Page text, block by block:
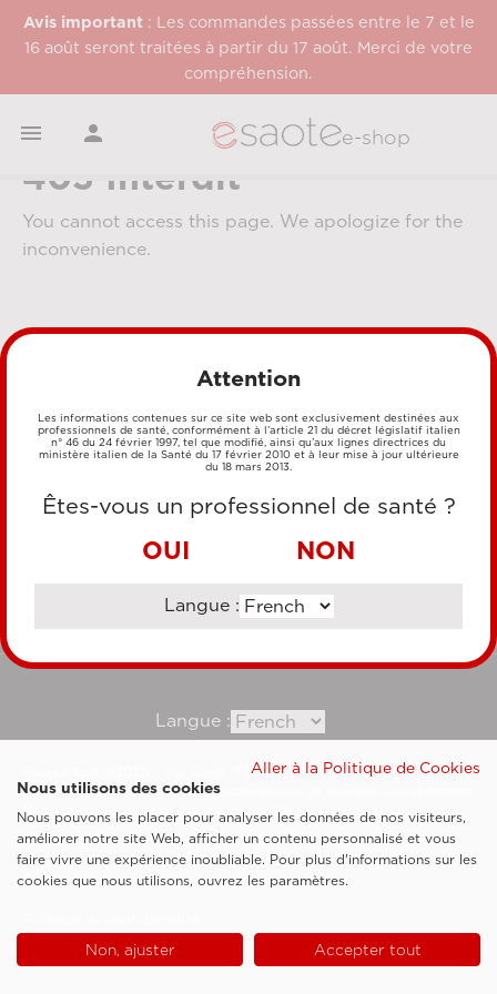
Avis important: Les commandes passées entre le 7 et le
16 août seront traitées à partir du 17 août. Merci de votre
compréhension.
  e-shop
403 Interdit
You cannot access this page. We apologize for the
inconvenience.
MÉTHODES DE PAIEMENT
VIREMENT BANCAIRE
Langue :
Esaote SpA ©2026 - Vat Code IT05131180969
Société soumise à la gestion et à la coordination de Shanghai Luzi Enterprise
Management Consultancy Center (Limited Partnership)
Clauses légales
Cookie Policy
Attention
Les informations contenues sur ce site web sont exclusivement destinées aux
professionnels de santé, conformément à l’article 21 du décret législatif italien
n° 46 du 24 février 1997, tel que modifié, ainsi qu’aux lignes directrices du
ministère italien de la Santé du 17 février 2010 et à leur mise à jour ultérieure
du 18 mars 2013.
Êtes-vous un professionnel de santé ?
OUI NON
Langue :
Aller à la Politique de Cookies
Nous utilisons des cookies
Nous pouvons les placer pour analyser les données de nos visiteurs,
améliorer notre site Web, afficher un contenu personnalisé et vous
faire vivre une expérience inoubliable. Pour plus d'informations sur les
cookies que nous utilisons, ouvrez les paramètres.
Non, ajuster Accepter tout